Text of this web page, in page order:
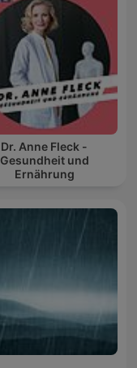
Dr. Anne Fleck -
Gesundheit und
Ernährung